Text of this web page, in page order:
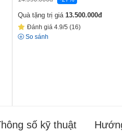
Quà tặng trị giá 13.500.000đ
Đánh giá 4.9/5 (16)
So sánh
số kỹ thuật